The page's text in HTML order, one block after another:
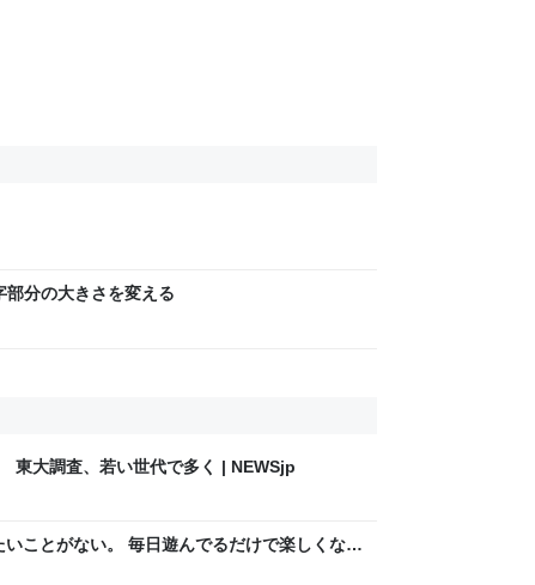
分の大きさを変える
東大調査、若い世代で多く | NEWSjp
ことがない。 毎日遊んでるだけで楽しくな